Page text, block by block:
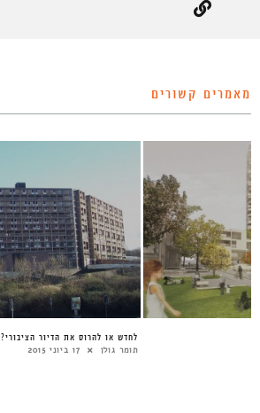
מאמרים קשורים
לחדש או להרוס את הדיור הציבורי?
תומר גולן 17 ביוני 2015